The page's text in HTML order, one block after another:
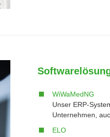
WiWaMedNG
Unser ERP-
Unternehmen,
ELO